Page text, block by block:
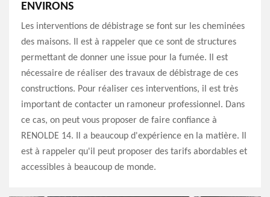
ENVIRONS
Les interventions de débistrage se font sur les cheminées
des maisons. Il est à rappeler que ce sont de structures
permettant de donner une issue pour la fumée. Il est
nécessaire de réaliser des travaux de débistrage de ces
constructions. Pour réaliser ces interventions, il est très
important de contacter un ramoneur professionnel. Dans
ce cas, on peut vous proposer de faire confiance à
RENOLDE 14. Il a beaucoup d'expérience en la matière. Il
est à rappeler qu'il peut proposer des tarifs abordables et
accessibles à beaucoup de monde.